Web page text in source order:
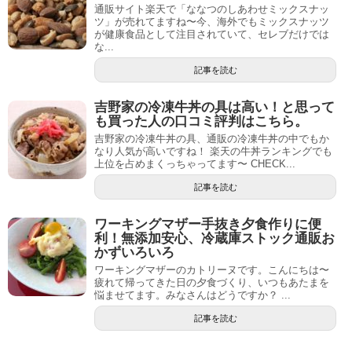
通販サイト楽天で「ななつのしあわせミックスナッ
ツ」が売れてますね〜今、海外でもミックスナッツ
が健康食品として注目されていて、セレブだけでは
な...
記事を読む
吉野家の冷凍牛丼の具は高い！と思って
も買った人の口コミ評判はこちら。
吉野家の冷凍牛丼の具、通販の冷凍牛丼の中でもか
なり人気が高いですね！ 楽天の牛丼ランキングでも
上位を占めまくっちゃってます〜 CHECK...
記事を読む
ワーキングマザー手抜き夕食作りに便
利！無添加安心、冷蔵庫ストック通販お
かずいろいろ
ワーキングマザーのカトリーヌです。こんにちは〜
疲れて帰ってきた日の夕食づくり、いつもあたまを
悩ませてます。みなさんはどうですか？ ...
記事を読む